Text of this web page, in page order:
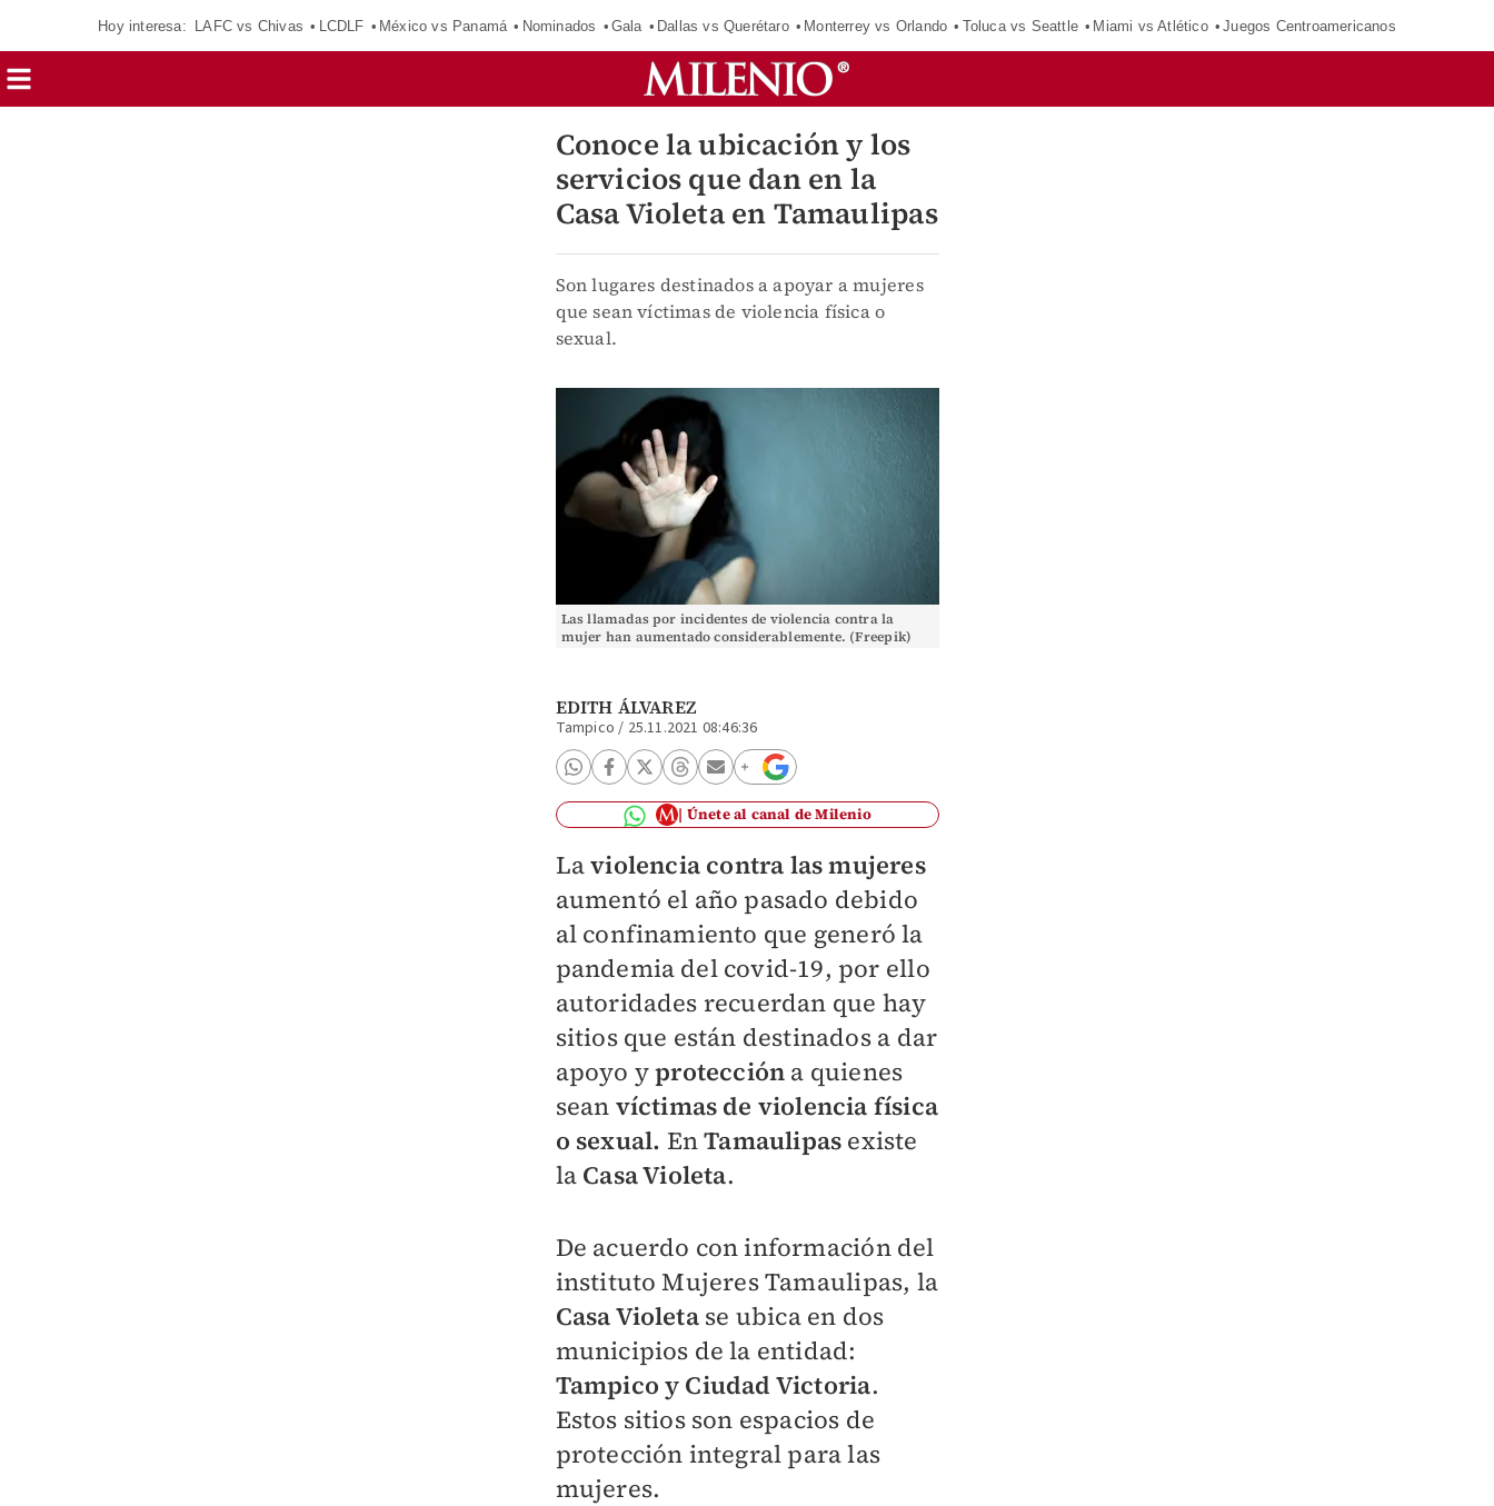
Hoy interesa: LAFC vs Chivas LCDLF México vs Panamá Nominados Gala Dallas vs Querétaro Monterrey vs Orlando Toluca vs Seattle Miami vs Atlético Juegos Centroamericanos
Conoce la ubicación y los
servicios que dan en la
Casa Violeta en Tamaulipas
Son lugares destinados a apoyar a mujeres
que sean víctimas de violencia física o
sexual.
Las llamadas por incidentes de violencia contra la
mujer han aumentado considerablemente. (Freepik)
EDITH ÁLVAREZ
Tampico / 25.11.2021 08:46:36
Únete al canal de Milenio
Laviolencia contra las mujeres
aumentó el año pasado debido
al confinamiento que generó la
pandemia del covid-19, por ello
autoridades recuerdan que hay
sitios que están destinados a dar
apoyo yprotección a quienes
sean víctimas de violencia física
o sexual. EnTamaulipas existe
la Casa Violeta.
De acuerdo con información del
instituto Mujeres Tamaulipas, la
Casa Violetase ubica en dos
municipios de la entidad:
Tampico y Ciudad Victoria.
Estos sitios son espacios de
protección integral para las
mujeres.